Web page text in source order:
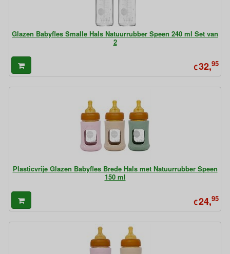
Glazen Babyfles Smalle Hals Natuurrubber Speen 240 ml Set van
2
€32,95
Plasticvrije Glazen Babyfles Brede Hals met Natuurrubber Speen
150 ml
€24,95